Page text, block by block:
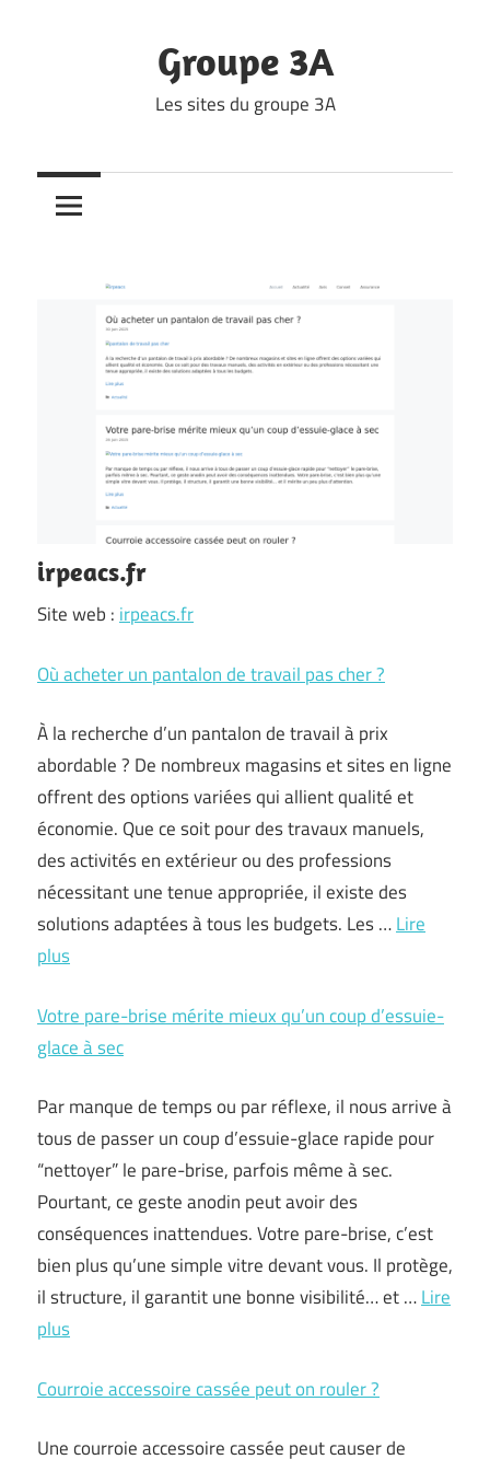
Groupe 3A
Les sites du groupe 3A
irpeacs.fr
Site web : irpeacs.fr
Où acheter un pantalon de travail pas cher ?
À la recherche d’un pantalon de travail à prix
abordable ? De nombreux magasins et sites en ligne
offrent des options variées qui allient qualité et
économie. Que ce soit pour des travaux manuels,
des activités en extérieur ou des professions
nécessitant une tenue appropriée, il existe des
solutions adaptées à tous les budgets. Les …Lire
plus
Votre pare-brise mérite mieux qu’un coup d’essuie-
glace à sec
Par manque de temps ou par réflexe, il nous arrive à
tous de passer un coup d’essuie-glace rapide pour
“nettoyer” le pare-brise, parfois même à sec.
Pourtant, ce geste anodin peut avoir des
conséquences inattendues. Votre pare-brise, c’est
bien plus qu’une simple vitre devant vous. Il protège,
il structure, il garantit une bonne visibilité… et …Lire
plus
Courroie accessoire cassée peut on rouler ?
Une courroie accessoire cassée peut causer de